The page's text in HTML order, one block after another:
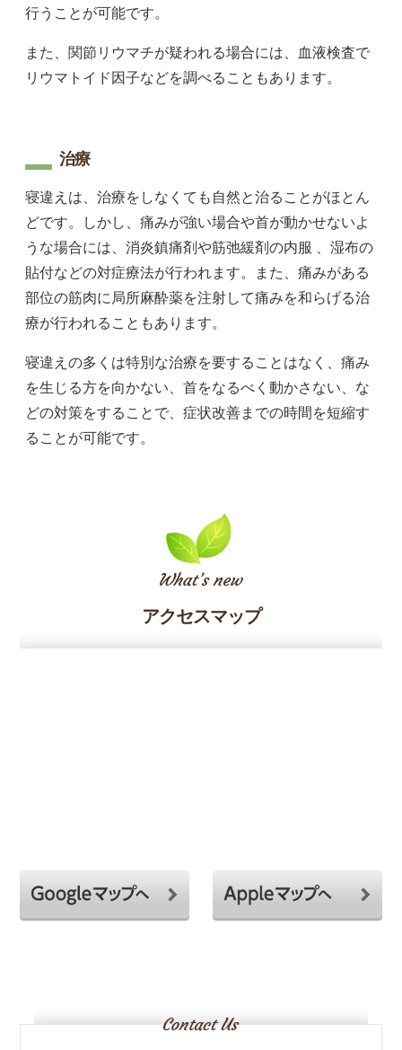
行うことが可能です。
また、関節リウマチが疑われる場合には、血液検査で
リウマトイド因子などを調べることもあります。
治療
寝違えは、治療をしなくても自然と治ることがほとん
どです。しかし、痛みが強い場合や首が動かせないよ
うな場合には、消炎鎮痛剤や筋弛緩剤の内服 、湿布の
貼付などの対症療法が行われます。また、痛みがある
部位の筋肉に局所麻酔薬を注射して痛みを和らげる治
療が行われることもあります。
寝違えの多くは特別な治療を要することはなく、痛み
を生じる方を向かない、首をなるべく動かさない、な
どの対策をすることで、症状改善までの時間を短縮す
ることが可能です。
アクセスマップ